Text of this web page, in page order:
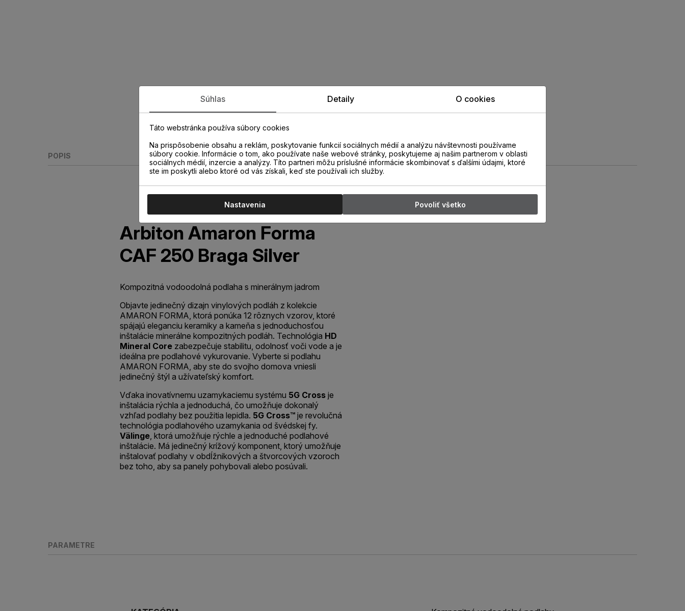
POPIS
Arbiton Amaron Forma
CAF 250 Braga Silver
Kompozitná vodoodolná podlaha s minerálnym jadrom
Objavte jedinečný dizajn vinylových podláh z kolekcie
AMARON FORMA, ktorá ponúka 12 rôznych vzorov, ktoré
spájajú eleganciu keramiky a kameňa s jednoduchosťou
inštalácie minerálne kompozitných podláh. Technológia HD
Mineral Core zabezpečuje stabilitu, odolnosť voči vode a je
ideálna pre podlahové vykurovanie. Vyberte si podlahu
AMARON FORMA, aby ste do svojho domova vniesli
jedinečný štýl a užívateľský komfort.
Vďaka inovatívnemu uzamykaciemu systému 5G Cross je
inštalácia rýchla a jednoduchá, čo umožňuje dokonalý
vzhľad podlahy bez použitia lepidla. 5G Cross™ je revolučná
technológia podlahového uzamykania od švédskej fy.
Välinge, ktorá umožňuje rýchle a jednoduché podlahové
inštalácie. Má jedinečný krížový komponent, ktorý umožňuje
inštalovať podlahy v obdĺžnikových a štvorcových vzoroch
bez toho, aby sa panely pohybovali alebo posúvali.
PARAMETRE
Súhlas Detaily O cookies
Táto webstránka používa súbory cookies
Na prispôsobenie obsahu a reklám, poskytovanie funkcií sociálnych médií a analýzu návštevnosti používame
súbory cookie. Informácie o tom, ako používate naše webové stránky, poskytujeme aj našim partnerom v oblasti
sociálnych médií, inzercie a analýzy. Títo partneri môžu príslušné informácie skombinovať s ďalšími údajmi, ktoré
ste im poskytli alebo ktoré od vás získali, keď ste používali ich služby.
Nastavenia Povoliť všetko